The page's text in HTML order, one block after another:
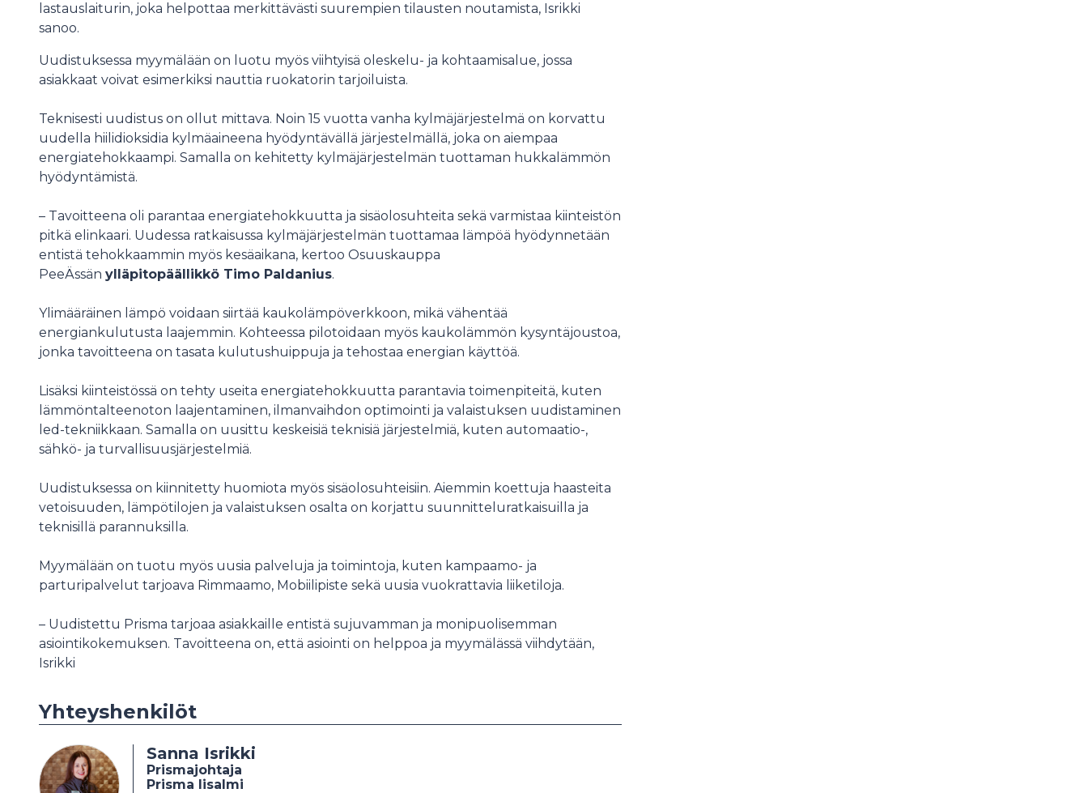
lastauslaiturin, joka helpottaa merkittävästi suurempien tilausten noutamista, Isrikki
sanoo.
Uudistuksessa myymälään on luotu myös viihtyisä oleskelu- ja kohtaamisalue, jossa
asiakkaat voivat esimerkiksi nauttia ruokatorin tarjoiluista.
Teknisesti uudistus on ollut mittava. Noin 15 vuotta vanha kylmäjärjestelmä on korvattu
uudella hiilidioksidia kylmäaineena hyödyntävällä järjestelmällä, joka on aiempaa
energiatehokkaampi. Samalla on kehitetty kylmäjärjestelmän tuottaman hukkalämmön
hyödyntämistä.
– Tavoitteena oli parantaa energiatehokkuutta ja sisäolosuhteita sekä varmistaa kiinteistön
pitkä elinkaari. Uudessa ratkaisussa kylmäjärjestelmän tuottamaa lämpöä hyödynnetään
entistä tehokkaammin myös kesäaikana, kertoo Osuuskauppa
PeeÄssän ylläpitopäällikkö Timo Paldanius.
Ylimääräinen lämpö voidaan siirtää kaukolämpöverkkoon, mikä vähentää
energiankulutusta laajemmin. Kohteessa pilotoidaan myös kaukolämmön kysyntäjoustoa,
jonka tavoitteena on tasata kulutushuippuja ja tehostaa energian käyttöä.
Lisäksi kiinteistössä on tehty useita energiatehokkuutta parantavia toimenpiteitä, kuten
lämmöntalteenoton laajentaminen, ilmanvaihdon optimointi ja valaistuksen uudistaminen
led-tekniikkaan. Samalla on uusittu keskeisiä teknisiä järjestelmiä, kuten automaatio-,
sähkö- ja turvallisuusjärjestelmiä.
Uudistuksessa on kiinnitetty huomiota myös sisäolosuhteisiin. Aiemmin koettuja haasteita
vetoisuuden, lämpötilojen ja valaistuksen osalta on korjattu suunnitteluratkaisuilla ja
teknisillä parannuksilla.
Myymälään on tuotu myös uusia palveluja ja toimintoja, kuten kampaamo- ja
parturipalvelut tarjoava Rimmaamo, Mobiilipiste sekä uusia vuokrattavia liiketiloja.
– Uudistettu Prisma tarjoaa asiakkaille entistä sujuvamman ja monipuolisemman
asiointikokemuksen. Tavoitteena on, että asiointi on helppoa ja myymälässä viihdytään,
Isrikki
Yhteyshenkilöt
Sanna Isrikki
Prismajohtaja
Prisma Iisalmi